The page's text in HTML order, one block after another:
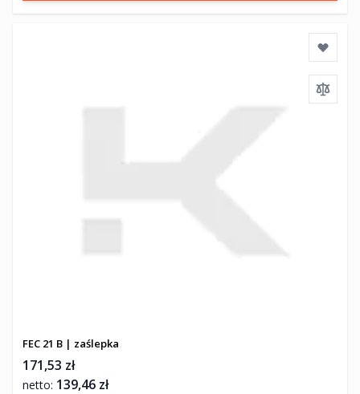
FEC 21 B | zaślepka
171,53 zł
139,46 zł